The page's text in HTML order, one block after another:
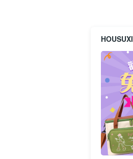
HOUSUXI